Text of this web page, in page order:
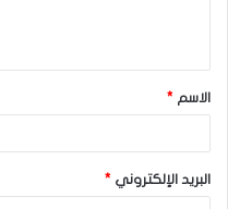
ق
*الاسم *
البريد الإلكتروني *